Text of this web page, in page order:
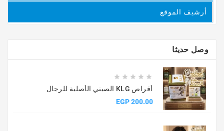
أرشيف الموقع
وصل حديثا





أقراص KLG الصيني الأصلية للرجال
200.00 EGP